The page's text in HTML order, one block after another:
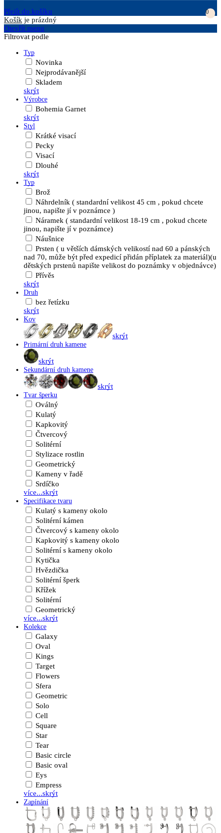
Přejít do košíku
0
Košík je prázdný
Otevřít menu
Filtrovat podle
Typ
Novinka
Nejprodávanější
Skladem
skrýt
Výrobce
Bohemia Garnet
skrýt
Styl
Krátké visací
Pecky
Visací
Dlouhé
skrýt
Typ
Brož
Náhrdelník ( standardní velikost 45 cm , pokud chcete
jinou, napište jí v poznámce )
Náramek ( standardní velikost 18-19 cm , pokud chcete
jinou, napište jí v poznámce)
Náušnice
Prsten ( u větších dámských velikostí nad 60 a pánských
nad 70, může být před expedicí přidán příplatek za materiál)(u
dětských prstenů napište velikost do poznámky v objednávce)
Přívěs
skrýt
Druh
bez řetízku
skrýt
Kov
skrýt
Primární druh kamene
skrýt
Sekundární druh kamene
skrýt
Tvar šperku
Oválný
Kulatý
Kapkovitý
Čtvercový
Solitérní
Stylizace rostlin
Geometrický
Kameny v řadě
Srdíčko
více...skrýt
Specifikace tvaru
Kulatý s kameny okolo
Solitérní kámen
Čtvercový s kameny okolo
Kapkovitý s kameny okolo
Solitérní s kameny okolo
Kytička
Hvězdička
Solitérní šperk
Křížek
Solitérní
Geometrický
více...skrýt
Kolekce
Galaxy
Oval
Kings
Target
Flowers
Sfera
Geometric
Solo
Cell
Square
Star
Tear
Basic circle
Basic oval
Eys
Empress
více...skrýt
Zapínání